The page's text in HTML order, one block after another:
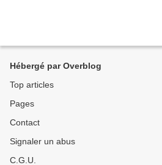
Hébergé par Overblog
Top articles
Pages
Contact
Signaler un abus
C.G.U.